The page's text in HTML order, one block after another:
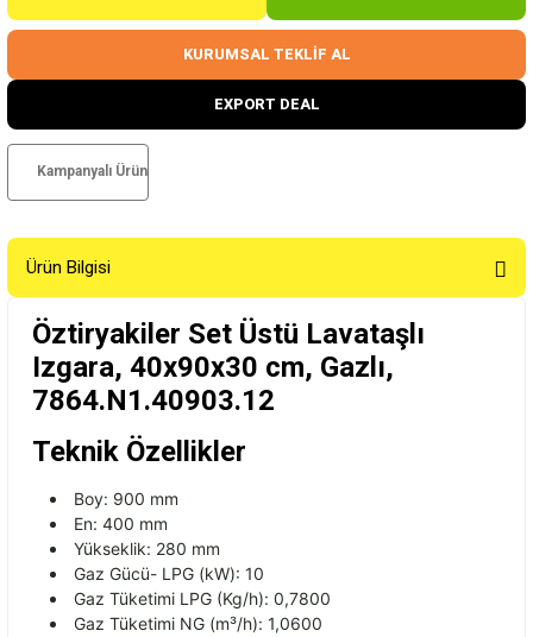
KURUMSAL TEKLİF AL
EXPORT DEAL
Kampanyalı Ürün
Ürün Bilgisi
Öztiryakiler Set Üstü Lavataşlı
Izgara, 40x90x30 cm, Gazlı,
7864.N1.40903.12
Teknik Özellikler
Boy: 900 mm
En: 400 mm
Yükseklik: 280 mm
Gaz Gücü- LPG (kW): 10
Gaz Tüketimi LPG (Kg/h): 0,7800
Gaz Tüketimi NG (m³/h): 1,0600